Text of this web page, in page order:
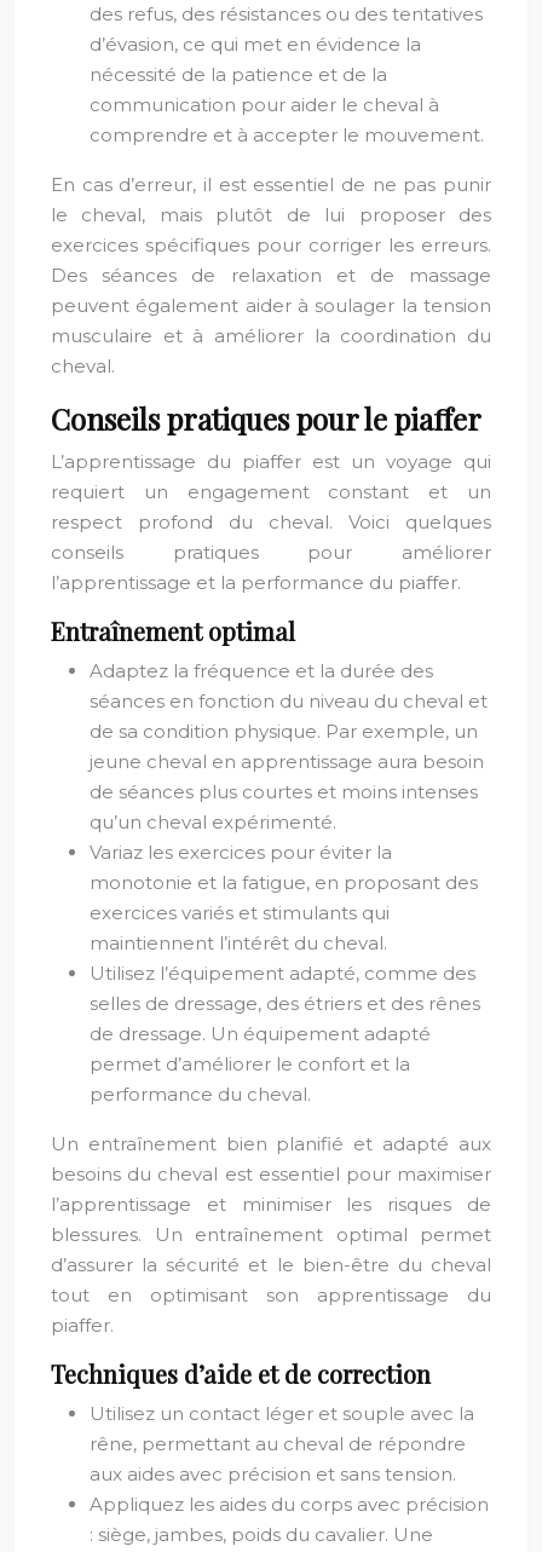
des refus, des résistances ou des tentatives
d’évasion, ce qui met en évidence la
nécessité de la patience et de la
communication pour aider le cheval à
comprendre et à accepter le mouvement.
En cas d’erreur, il est essentiel de ne pas punir
le cheval, mais plutôt de lui proposer des
exercices spécifiques pour corriger les erreurs.
Des séances de relaxation et de massage
peuvent également aider à soulager la tension
musculaire et à améliorer la coordination du
cheval.
Conseils pratiques pour le piaffer
L’apprentissage du piaffer est un voyage qui
requiert un engagement constant et un
respect profond du cheval. Voici quelques
conseils pratiques pour améliorer
l’apprentissage et la performance du piaffer.
Entraînement optimal
Adaptez la fréquence et la durée des
séances en fonction du niveau du cheval et
de sa condition physique. Par exemple, un
jeune cheval en apprentissage aura besoin
de séances plus courtes et moins intenses
qu’un cheval expérimenté.
Variaz les exercices pour éviter la
monotonie et la fatigue, en proposant des
exercices variés et stimulants qui
maintiennent l’intérêt du cheval.
Utilisez l’équipement adapté, comme des
selles de dressage, des étriers et des rênes
de dressage. Un équipement adapté
permet d’améliorer le confort et la
performance du cheval.
Un entraînement bien planifié et adapté aux
besoins du cheval est essentiel pour maximiser
l’apprentissage et minimiser les risques de
blessures. Un entraînement optimal permet
d’assurer la sécurité et le bien-être du cheval
tout en optimisant son apprentissage du
piaffer.
Techniques d’aide et de correction
Utilisez un contact léger et souple avec la
rêne, permettant au cheval de répondre
aux aides avec précision et sans tension.
Appliquez les aides du corps avec précision
: siège, jambes, poids du cavalier. Une